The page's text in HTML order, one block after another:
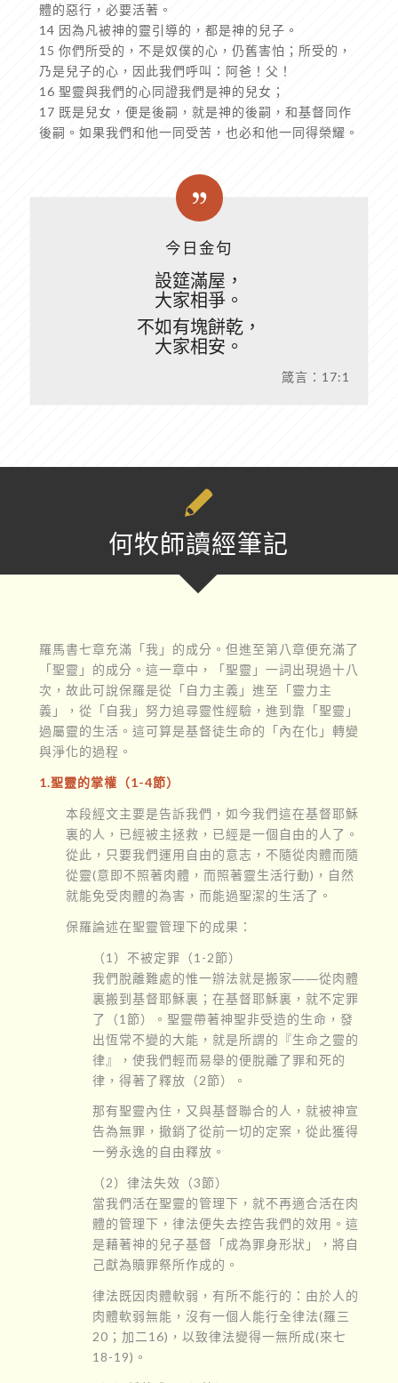
體的惡行，必要活著。
14 因為凡被神的靈引導的，都是神的兒子。
15 你們所受的，不是奴僕的心，仍舊害怕；所受的，
乃是兒子的心，因此我們呼叫：阿爸！父！
16 聖靈與我們的心同證我們是神的兒女；
17 既是兒女，便是後嗣，就是神的後嗣，和基督同作
後嗣。如果我們和他一同受苦，也必和他一同得榮耀。
今日金句
設筵滿屋，
大家相爭。
不如有塊餅乾，
大家相安。
箴言：17:1
何牧師讀經筆記
羅馬書七章充滿「我」的成分。但進至第八章便充滿了
「聖靈」的成分。這一章中，「聖靈」一詞出現過十八
次，故此可說保羅是從「自力主義」進至「靈力主
義」，從「自我」努力追尋靈性經驗，進到靠「聖靈」
過屬靈的生活。這可算是基督徒生命的「內在化」轉變
與淨化的過程。
1.聖靈的掌權（1-4節）
本段經文主要是告訴我們，如今我們這在基督耶穌
裏的人，已經被主拯救，已經是一個自由的人了。
從此，只要我們運用自由的意志，不隨從肉體而隨
從靈(意即不照著肉體，而照著靈生活行動)，自然
就能免受肉體的為害，而能過聖潔的生活了。
保羅論述在聖靈管理下的成果：
（1）不被定罪（1-2節）
我們脫離難處的惟一辦法就是搬家――從肉體
裏搬到基督耶穌裏；在基督耶穌裏，就不定罪
了（1節）。聖靈帶著神聖非受造的生命，發
出恆常不變的大能，就是所謂的『生命之靈的
律』，使我們輕而易舉的便脫離了罪和死的
律，得著了釋放（2節）。
那有聖靈內住，又與基督聯合的人，就被神宣
告為無罪，撤銷了從前一切的定案，從此獲得
一勞永逸的自由釋放。
（2）律法失效（3節）
當我們活在聖靈的管理下，就不再適合活在肉
體的管理下，律法便失去控告我們的效用。這
是藉著神的兒子基督「成為罪身形狀」，將自
己獻為贖罪祭所作成的。
律法既因肉體軟弱，有所不能行的：由於人的
肉體軟弱無能，沒有一個人能行全律法(羅三
20；加二16)，以致律法變得一無所成(來七
18-19)。